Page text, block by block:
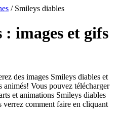
/ Smileys diables
: images et gifs
des images Smileys diables et
Vous pouvez télécharger
et animations Smileys diables
verrez comment faire en cliquant